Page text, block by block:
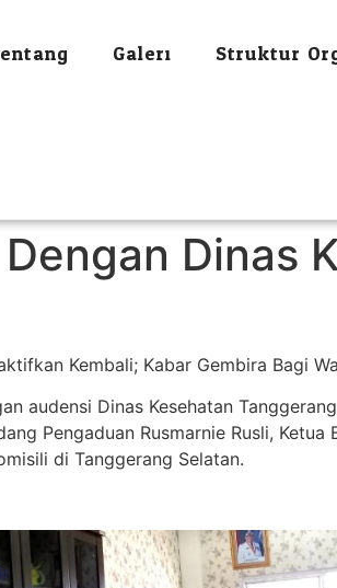
Galeri Struktur
Dinas
Kembali; Kabar Gembira Bagi
audensi Dinas Kesehatan
Pengaduan Rusmarnie Rusli,
di Tanggerang Selatan.